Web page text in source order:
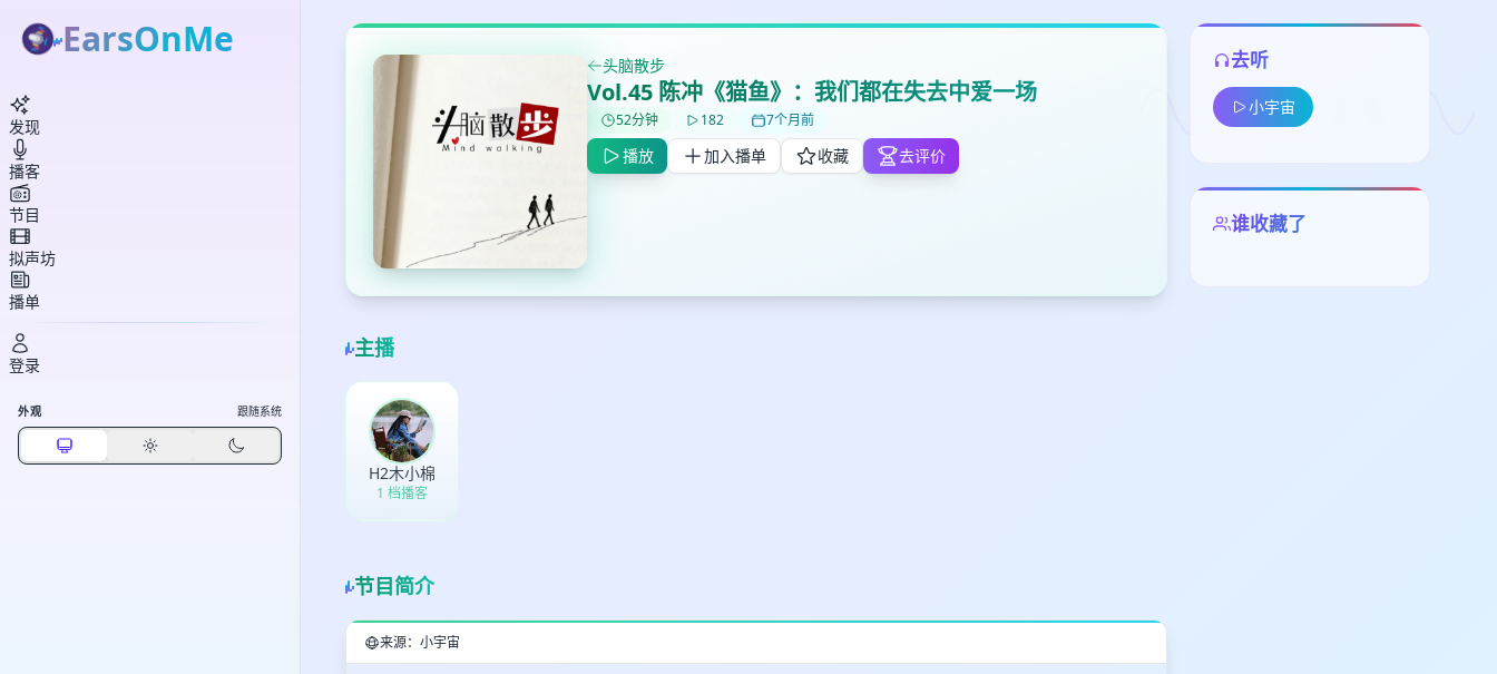
头脑散步
Vol.45 陈冲《猫鱼》：我们都在失去中爱一场
52分钟 182 7个月前
播放 加入播单 收藏 去评价
主播
H2木小棉
1 档播客
节目简介
来源：小宇宙
去听
小宇宙
谁收藏了
✕
打分
鼠标下留人
✕
删除确认
EarsOnMe
发现
播客
节目
拟声坊
播单
登录
外观 跟随系统
✕
加入播单